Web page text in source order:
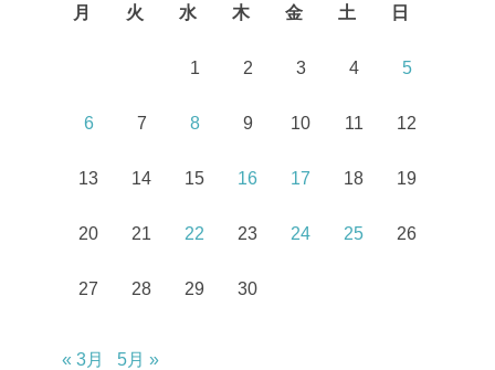
月 火 水 木 金 土 日
1 2 3 4 5
6 7 8 9 10 11 12
13 14 15 16 17 18 19
20 21 22 23 24 25 26
27 28 29 30
« 3月 5月 »